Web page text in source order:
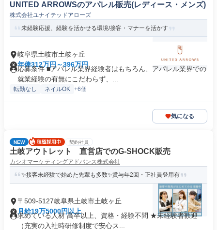
UNITED ARROWSのアパレル販売(レディース・メンズ)
株式会社ユナイテッドアローズ
未経験応援、経験を活かせる環境/接客・マナーを活かす
岐阜県土岐市土岐ヶ丘
年俸312万円～396万円
応募条件 ■アパレル業界経験者はもちろん、アパレル業界での
就業経験の有無にこだわらず、...
転勤なし ネイルOK +6個
気になる
NEW 契約社員
土岐アウトレット 直営店でのG-SHOCK販売
カシオマーケティングアドバンス株式会社
✨接客未経験で始めた先輩も多数✨賞与年2回・正社員登用有
〒509-5127岐阜県土岐市土岐ヶ丘
月給19万5000円以上
求めている人材 高卒以上、資格・経験不問 ★未経験者歓迎
（充実の入社時研修制度で安心ス...